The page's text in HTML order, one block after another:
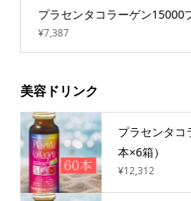
プラセンタコラーゲン15000
¥7,387
美容ドリンク
プラセンタ
本×6箱）
¥12,312